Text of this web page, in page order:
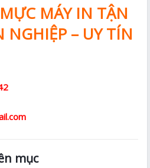
MÁY IN TẬN
NGHIỆP – UY TÍN
mục